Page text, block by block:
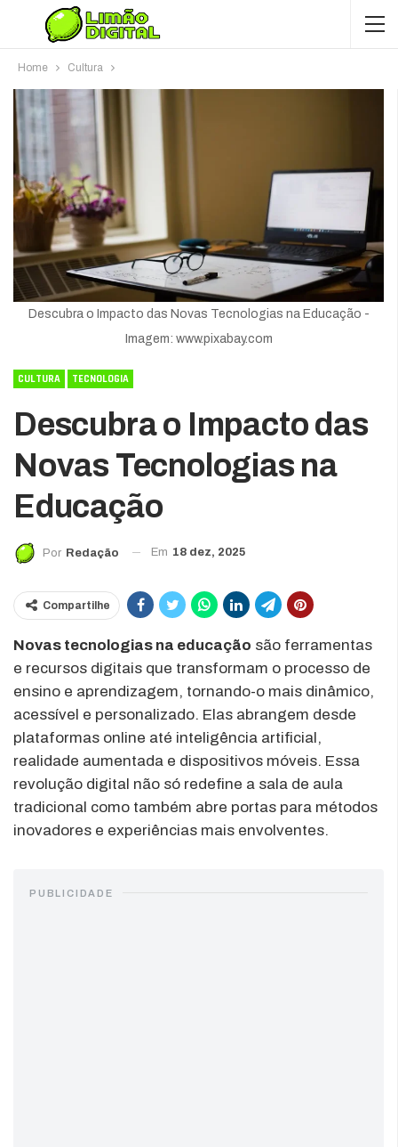
Home Cultura
Descubra o Impacto das Novas Tecnologias na Educação -
Imagem: www.pixabay.com
CULTURA TECNOLOGIA
Descubra o Impacto das
Novas Tecnologias na
Educação
Por Redação Em 18 dez, 2025
Compartilhe
Novas tecnologias na educação são ferramentas
e recursos digitais que transformam o processo de
ensino e aprendizagem, tornando-o mais dinâmico,
acessível e personalizado. Elas abrangem desde
plataformas online até inteligência artificial,
realidade aumentada e dispositivos móveis. Essa
revolução digital não só redefine a sala de aula
tradicional como também abre portas para métodos
inovadores e experiências mais envolventes.
PUBLICIDADE